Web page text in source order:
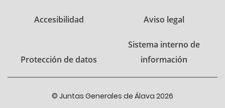
Accesibilidad Aviso legal
Protección de datos
Sistema interno de
información
© Juntas Generales de Álava 2026